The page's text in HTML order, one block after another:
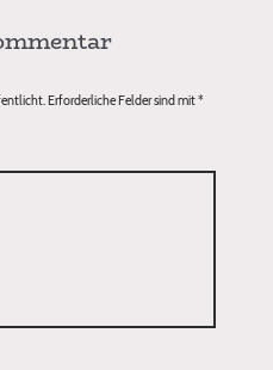
Erforderliche Felder sind mit*